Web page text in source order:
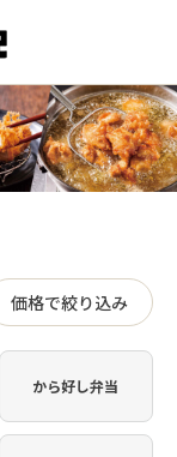
価格で絞り込み
から好し弁当